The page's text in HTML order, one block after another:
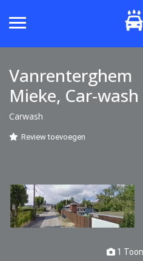
Vanrenterghem
Mieke, Car-wash
Carwash
Review toevoegen
1